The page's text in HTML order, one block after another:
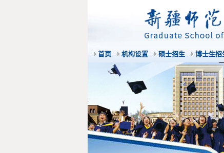
首页 机构设置 硕士招生 博士生招